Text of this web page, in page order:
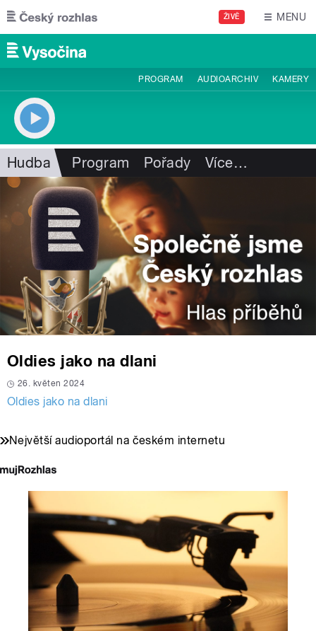
Přejít k hlavnímu obsahu
ŽIVĚ MENU
PROGRAM AUDIOARCHIV KAMERY
Hudba Program Pořady Více…
Oldies jako na dlani
26. květen 2024
Oldies jako na dlani
Největší audioportál na českém internetu